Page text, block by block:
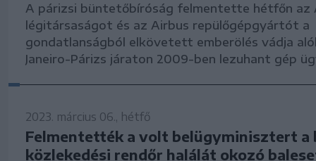
A párizsi büntetőbíróság felmentette hétfőn az
légitársaságot és az Airbus repülőgépgyártót a
gondatlanságból elkövetett emberölés vádja
Janeiro-Párizs járaton 2009-ben lezuhant gép
2023. március 06., hétfő
Felmentették a volt belügyminisztert a
közlekedési rendőr halálát okozó